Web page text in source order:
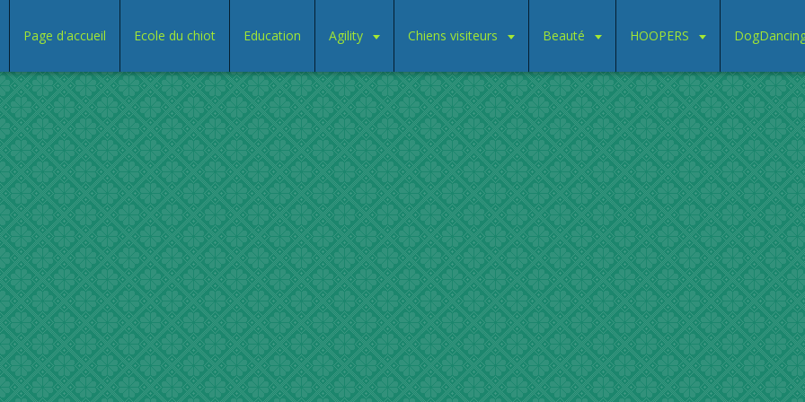
Page d'accueil Ecole du chiot Education Agility Chiens visiteurs Beauté HOOPERS